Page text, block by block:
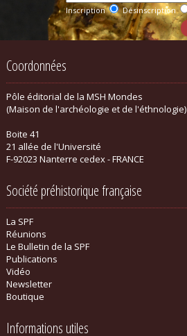
Inscription Désinscription
Coordonnées
Pôle éditorial de la MSH Mondes
(Maison de l'archéologie et de l'éthnologie)
Boite 41
21 allée de l'Université
F-92023 Nanterre cedex - FRANCE
Société préhistorique française
La SPF
Réunions
Le Bulletin de la SPF
Publications
Vidéo
Newsletter
Boutique
Informations utiles